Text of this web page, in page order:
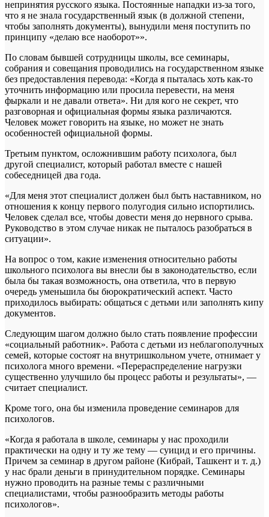
непринятия русского языка. Постоянные нападки из-за того,
что я не знала государственный язык (в должной степени,
чтобы заполнять документы), вынудили меня поступить по
принципу «‎делаю все наоборот»».
По словам бывшей сотрудницы школы, все семинары,
собрания и совещания проводились на государственном языке
без предоставления перевода: «Когда я пыталась хоть как-то
уточнить информацию или просила перевести, на меня
фыркали и не давали ответа». Ни для кого не секрет, что
разговорная и официальная формы языка различаются.
Человек может говорить на языке, но может не знать
особенностей официальной формы.
Третьим пунктом, осложнившим работу психолога, был
другой специалист, который работал вместе с нашей
собеседницей два года.
«Для меня этот специалист должен был быть наставником, но
отношения к концу первого полугодия сильно испортились.
Человек сделал все, чтобы довести меня до нервного срыва.
Руководство в этом случае никак не пыталось разобраться в
ситуации».
На вопрос о том, какие изменения относительно работы
школьного психолога вы внесли бы в законодательство, если
была бы такая возможность, она ответила, что в первую
очередь уменьшила бы бюрократический аспект. Часто
приходилось выбирать: общаться с детьми или заполнять кипу
документов.
Следующим шагом должно было стать появление профессии
«социальный работник». Работа с детьми из неблагополучных
семей, которые состоят на внутришкольном учете, отнимает у
психолога много времени. «Перераспределение нагрузки
существенно улучшило бы процесс работы и результаты», —
считает специалист.
Кроме того, она бы изменила проведение семинаров для
психологов.
«Когда я работала в школе, семинары у нас проходили
практически на одну и ту же тему — суицид и его причины.
Причем за семинар в другом районе (Кибрай, Ташкент и т. д.)
у нас брали деньги в принудительном порядке. Семинары
нужно проводить на разные темы с различными
специалистами, чтобы разнообразить методы работы
психологов».